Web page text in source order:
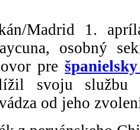
Madrid 1.
osobný
pre
svoju službu
od jeho